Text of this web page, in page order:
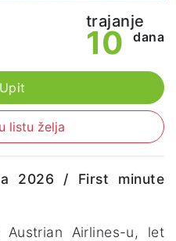
trajanje
10 dana
Upit
listu želja
2026 / First minute
Austrian Airlines-u, let